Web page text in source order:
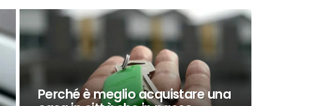
Perché è meglio acquistare una